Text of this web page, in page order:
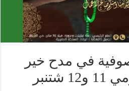
في مدح خير
البرية سيقام يومي 11 و12 شتنبر